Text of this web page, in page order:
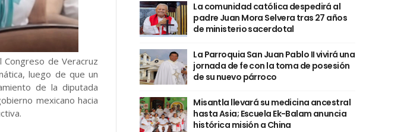
de Veracruz
luego de que un
de la diputada
mexicano hacia
La comunidad católica despedirá al
padre Juan Mora Selvera tras 27 años
de ministerio sacerdotal
La Parroquia San Juan Pablo II vivirá una
jornada de fe con la toma de posesión
de su nuevo párroco
Misantla llevará su medicina ancestral
hasta Asia; Escuela Ek-Balam anuncia
histórica misión a China